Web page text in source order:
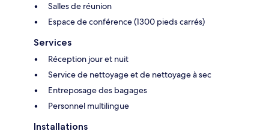
Salles de réunion
Espace de conférence (1300 pieds carrés)
Services
Réception jour et nuit
Service de nettoyage et de nettoyage à sec
Entreposage des bagages
Personnel multilingue
Installations